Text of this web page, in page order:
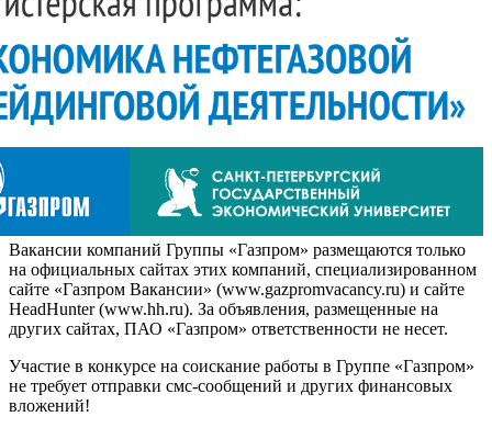
Вакансии компаний Группы «Газпром» размещаются только
на официальных сайтах этих компаний, специализированном
сайте «Газпром Вакансии» (www.gazpromvacancy.ru) и сайте
HeadHunter (www.hh.ru). За объявления, размещенные на
других сайтах, ПАО «Газпром» ответственности не несет.
Участие в конкурсе на соискание работы в Группе «Газпром»
не требует отправки смс-сообщений и других финансовых
вложений!